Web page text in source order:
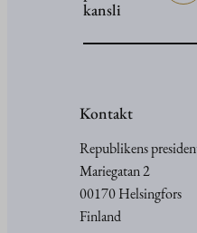
kansli
Kontakt
Republikens
Mariegatan 2
00170 Helsingfors
Finland